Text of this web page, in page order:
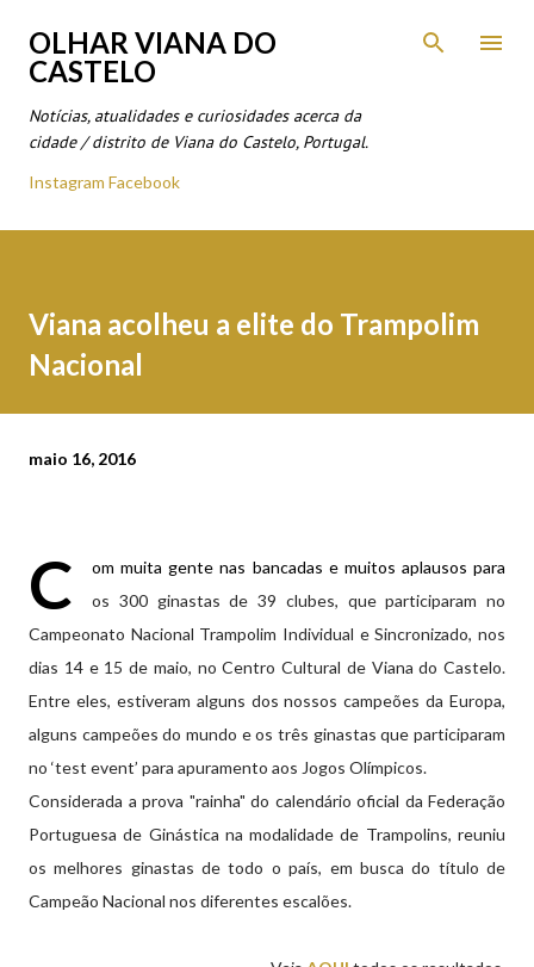
Avançar para o conteúdo principal
OLHAR VIANA DO
CASTELO
Notícias, atualidades e curiosidades acerca da
cidade / distrito de Viana do Castelo, Portugal.
Instagram Facebook
Viana acolheu a elite do Trampolim
Nacional
maio 16, 2016
C
om muita gente nas bancadas e muitos aplausos para
os 300 ginastas de 39 clubes, que participaram no
Campeonato Nacional Trampolim Individual e Sincronizado, nos
dias 14 e 15 de maio, no Centro Cultural de Viana do Castelo.
Entre eles, estiveram alguns dos nossos campeões da Europa,
alguns campeões do mundo e os três ginastas que participaram
no ‘test event’ para apuramento aos Jogos Olímpicos.
Considerada a prova "rainha" do calendário oficial da Federação
Portuguesa de Ginástica na modalidade de Trampolins, reuniu
os melhores ginastas de todo o país, em busca do título de
Campeão Nacional nos diferentes escalões.